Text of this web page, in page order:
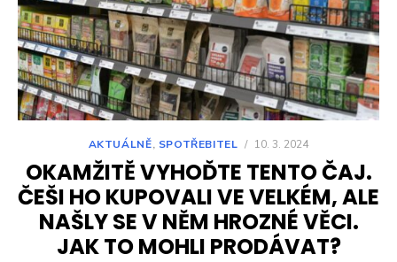
AKTUÁLNĚ, SPOTŘEBITEL / 10. 3. 2024
OKAMŽITĚ VYHOĎTE TENTO ČAJ.
ČEŠI HO KUPOVALI VE VELKÉM, ALE
NAŠLY SE V NĚM HROZNÉ VĚCI.
JAK TO MOHLI PRODÁVAT?